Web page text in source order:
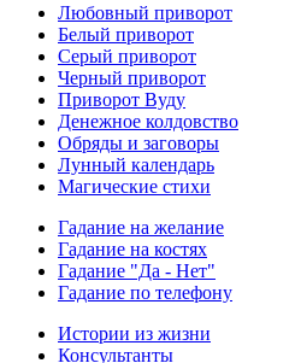
Любовный приворот
Белый приворот
Серый приворот
Черный приворот
Приворот Вуду
Денежное колдовство
Обряды и заговоры
Лунный календарь
Магические стихи
Гадание на желание
Гадание на костях
Гадание "Да - Нет"
Гадание по телефону
Истории из жизни
Консультанты